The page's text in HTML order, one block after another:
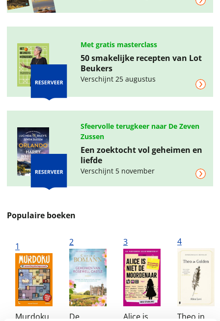
Met gratis masterclass
50 smakelijke recepten van Lot
Beukers
Verschijnt 25 augustus
Sfeervolle terugkeer naar De Zeven
Zussen
Een zoektocht vol geheimen en
liefde
Verschijnt 5 november
Populaire boeken
1
Murdoku
2
De
3
Alice is
4
Theo in